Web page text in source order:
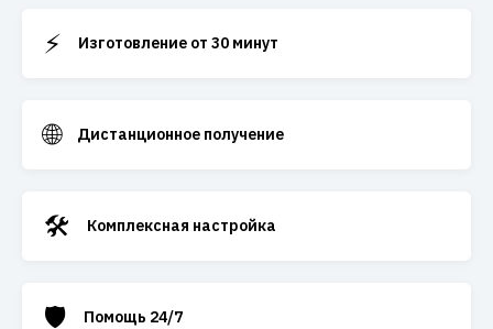
⚡ Изготовление от 30 минут
🌐 Дистанционное получение
🛠️ Комплексная настройка
🛡️ Помощь 24/7